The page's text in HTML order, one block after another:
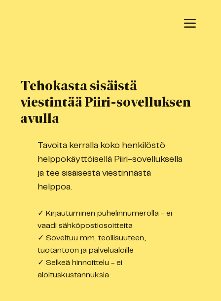
Tehokasta sisäistä
viestintää Piiri-sovelluksen
avulla
Tavoita kerralla koko henkilöstö
helppokäyttöisellä Piiri-sovelluksella
ja tee sisäisestä viestinnästä
helppoa.
✓ Kirjautuminen puhelinnumerolla - ei
vaadi sähköpostiosoitteita
✓ Soveltuu mm. teollisuuteen,
tuotantoon ja palvelualoille
✓ Selkeä hinnoittelu - ei
aloituskustannuksia